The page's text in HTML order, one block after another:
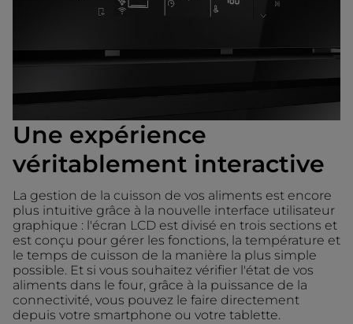
Une expérience
véritablement interactive
La gestion de la cuisson de vos aliments est encore
plus intuitive grâce à la nouvelle interface utilisateur
graphique : l'écran LCD est divisé en trois sections et
est conçu pour gérer les fonctions, la température et
le temps de cuisson de la manière la plus simple
possible. Et si vous souhaitez vérifier l'état de vos
aliments dans le four, grâce à la puissance de la
connectivité, vous pouvez le faire directement
depuis votre smartphone ou votre tablette.